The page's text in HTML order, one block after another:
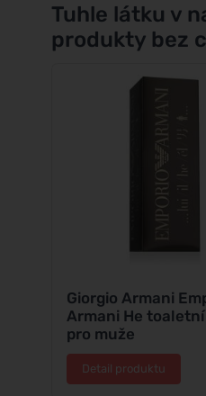
Tuhle látku v
produkty bez
Giorgio Armani
Armani He
pro muže
Detail produktu